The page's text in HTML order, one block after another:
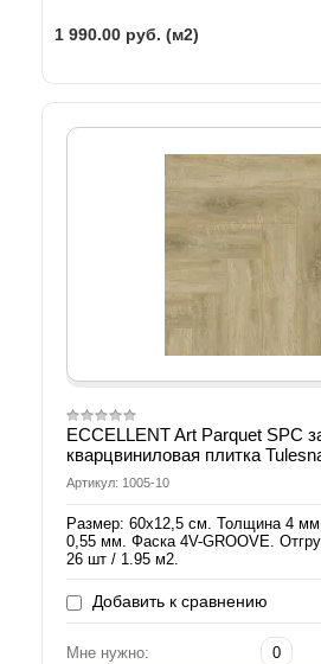
1 990.00 руб. (м2)
ECCELLENT Art Parquet SPC
кварцвиниловая плитка
Артикул: 1005-10
Размер: 60х12,5 см. Толщина 4
0,55 мм. Фаска 4V-GROOVE.
26 шт / 1.95 м2.
Добавить к сравнению
Мне нужно: